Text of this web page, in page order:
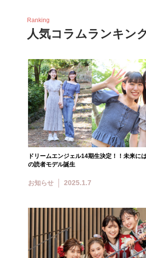
Ranking
人気コラムランキン
ドリームエンジェル14期生決定！！未来に
の読者モデル誕生
お知らせ 2025.1.7